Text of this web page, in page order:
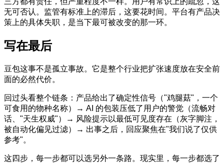
无可否认。监管有标准上的滞后，这要花时间。平台有产品决
策上的具体失职，是当下最可被改变的那一环。
写在最后
豆包这事不是孤立事故。它是整个行业把扩张速度放在安全前
面的必然代价。
回过头看整个链条：产品给出了确定性信号（"鸡腿菇"，一个
可食用的物种名称）→ AI 的包装压低了用户的警觉（流畅对
话、"天生权威"）→ 风险提示以最低可见度存在（灰字脚注，
被自动化偏见过滤）→ 出事之后，回应聚焦在"我们说了仅供
参考"。
这四步，每一步都可以选另外一条路。现实里，每一步都选了